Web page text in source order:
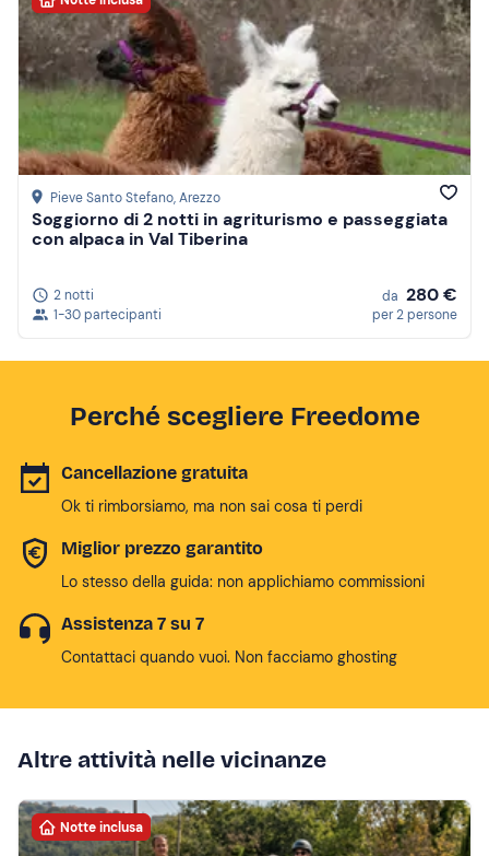
Pieve Santo Stefano, Arezzo
Soggiorno di 2 notti in agriturismo e passeggiata
con alpaca in Val Tiberina
2 notti
1-30 partecipanti
da 280 €
per 2 persone
Perché scegliere Freedome
Cancellazione gratuita
Ok ti rimborsiamo, ma non sai cosa ti perdi
Miglior prezzo garantito
Lo stesso della guida: non applichiamo commissioni
Assistenza 7 su 7
Contattaci quando vuoi. Non facciamo ghosting
Altre attività nelle vicinanze
Notte inclusa